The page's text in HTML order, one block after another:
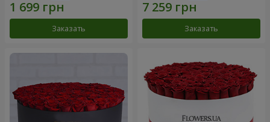
Заказать Заказать